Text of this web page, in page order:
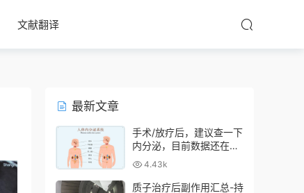
文献翻译
最新文章
手术/放疗后，建议查一下
内分泌，目前数据还在收
集中4.43k
质子治疗后副作用汇总-持